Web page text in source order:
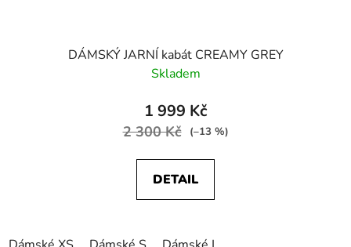
DÁMSKÝ JARNÍ kabát CREAMY GREY
Skladem
1 999 Kč
2 300 Kč (–13 %)
DETAIL